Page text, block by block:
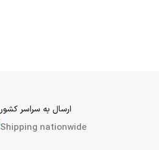
ارسال به سراسر کشور
Shipping nationwide